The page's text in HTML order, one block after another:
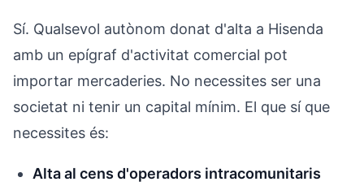
Sí. Qualsevol autònom donat d'alta a Hisenda
amb un epígraf d'activitat comercial pot
importar mercaderies. No necessites ser una
societat ni tenir un capital mínim. El que sí que
necessites és:
Alta al cens d'operadors intracomunitaris